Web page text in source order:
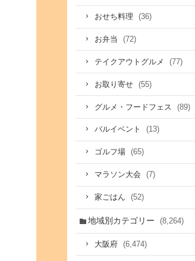
おせち料理 (36)
お弁当 (72)
テイクアウトグルメ (77)
お取り寄せ (55)
グルメ・フードフェス (89)
バルイベント (13)
ゴルフ場 (65)
マラソン大会 (7)
家ごはん (52)
地域別カテゴリー (8,264)
大阪府 (6,474)